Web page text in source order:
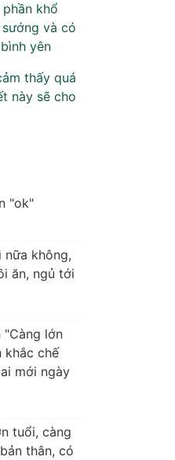
khổ
và có
yên
thấy quá
này sẽ cho
"ok"
nữa không,
ăn, ngủ tới
"Càng lớn
khắc chế
mới ngày
tuổi, càng
thân, có